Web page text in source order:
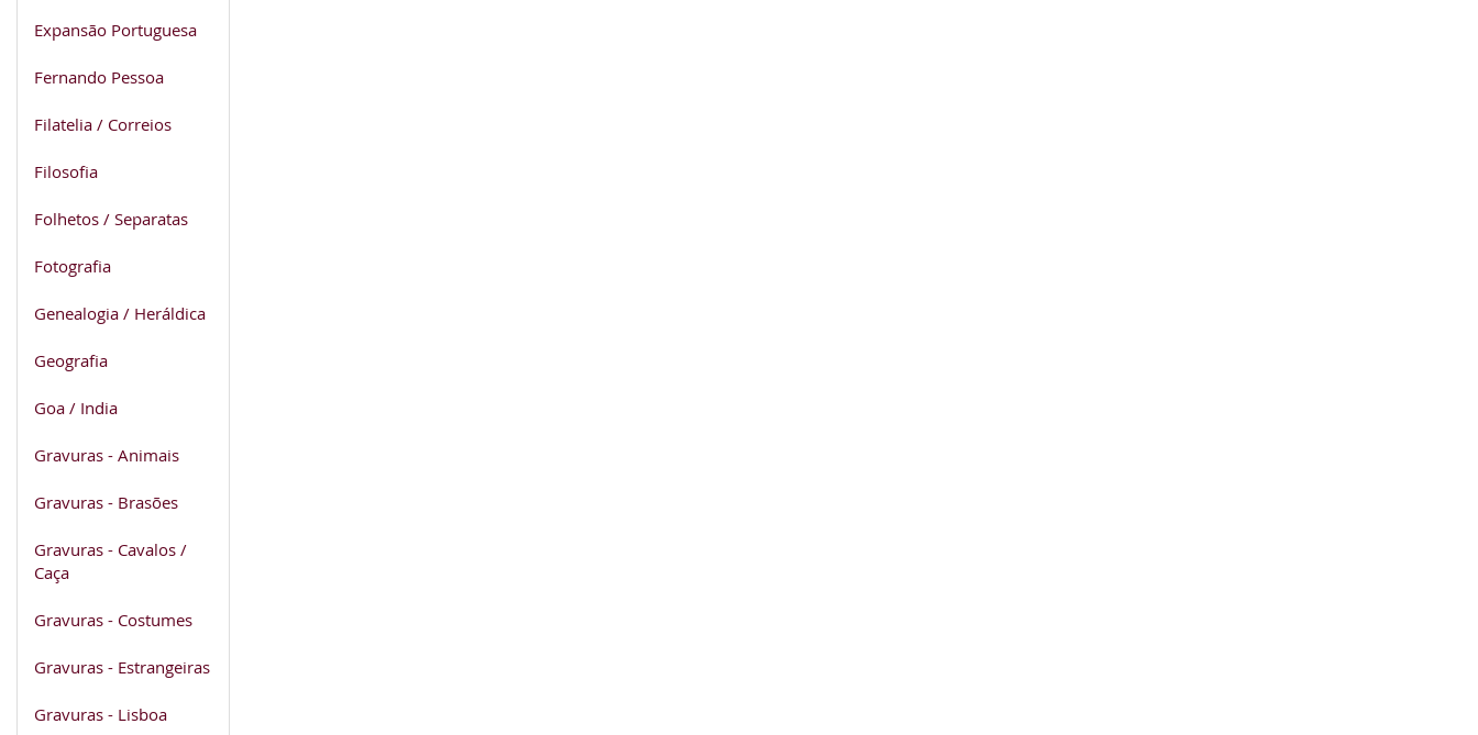
Expansão Portuguesa
Fernando Pessoa
Filatelia / Correios
Filosofia
Folhetos / Separatas
Fotografia
Genealogia / Heráldica
Geografia
Goa / India
Gravuras - Animais
Gravuras - Brasões
Gravuras - Cavalos /
Caça
Gravuras - Costumes
Gravuras - Estrangeiras
Gravuras - Lisboa